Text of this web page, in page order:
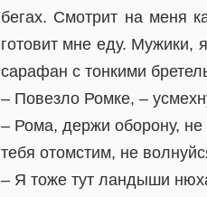
бегах. Смотрит на меня
готовит мне еду. Мужики,
сарафан с тонкими
– Повезло Ромке, –
– Рома, держи оборону,
тебя отомстим, не
– Я тоже тут ландыши